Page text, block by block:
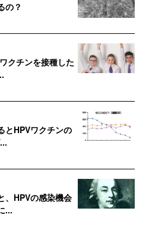
の？
クチンを接種した
とHPVワクチンの
、HPVの感染機会
...